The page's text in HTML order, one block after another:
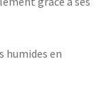
humides en